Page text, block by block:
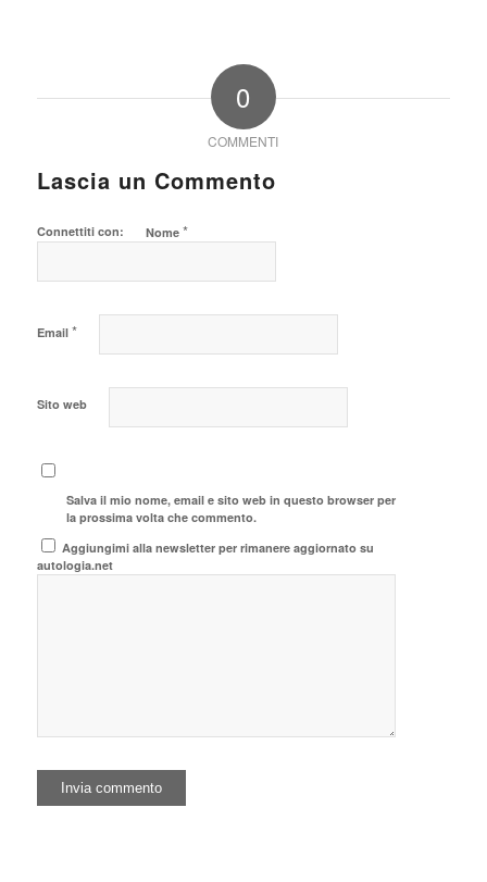
0
COMMENTI
Lascia un Commento
Connettiti con: Nome *
Email *
Sito web
Salva il mio nome, email e sito web in questo browser per
la prossima volta che commento.
Aggiungimi alla newsletter per rimanere aggiornato su
autologia.net